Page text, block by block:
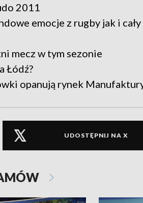
2011
emocje z rugby jak i
mecz w tym sezonie
Łódź?
opanują rynek
UDOSTĘPNIJ NA X